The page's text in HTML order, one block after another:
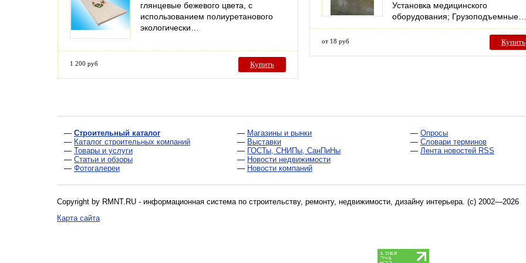
глянцевые бежевого цвета, с
использованием полиуретанового
экологически…
1 200 руб Купить
Установка медицинского
оборудования; Грузоподъемные…
от 18 руб Купить
— Строительный каталог
— Каталог строительных компаний
— Товары и услуги
— Статьи и обзоры
— Фотогалереи
— Магазины и рынки
— Выставки
— ГОСТы, СНИПы, СанПиНы
— Новости недвижимости
— Новости компаний
— Опросы
— Словари терминов
— Лента новостей RSS
Copyright by RMNT.RU - информационная система по строительству, ремонту, недвижимости, дизайну интерьера . (c) 2002—2026
Карта сайта